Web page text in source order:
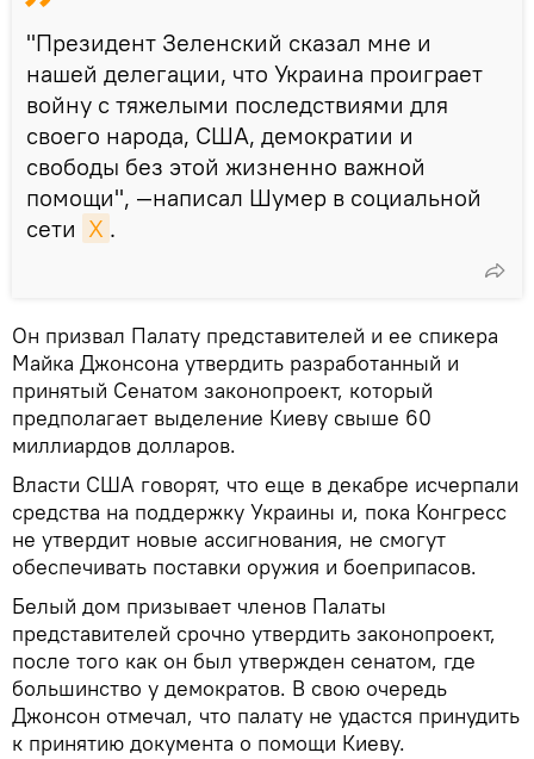
"Президент Зеленский сказал мне и
нашей делегации, что Украина проиграет
войну с тяжелыми последствиями для
своего народа, США, демократии и
свободы без этой жизненно важной
помощи", —написал Шумер в социальной
сети Х .
Он призвал Палату представителей и ее спикера
Майка Джонсона утвердить разработанный и
принятый Сенатом законопроект, который
предполагает выделение Киеву свыше 60
миллиардов долларов.
Власти США говорят, что еще в декабре исчерпали
средства на поддержку Украины и, пока Конгресс
не утвердит новые ассигнования, не смогут
обеспечивать поставки оружия и боеприпасов.
Белый дом призывает членов Палаты
представителей срочно утвердить законопроект,
после того как он был утвержден сенатом, где
большинство у демократов. В свою очередь
Джонсон отмечал, что палату не удастся принудить
к принятию документа о помощи Киеву.